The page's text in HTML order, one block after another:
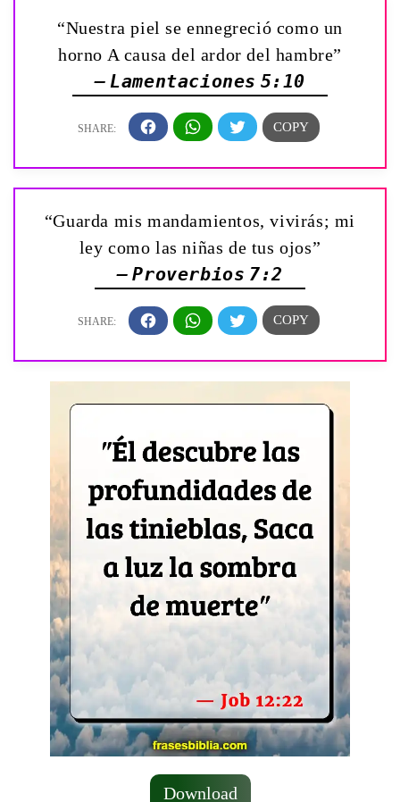
“Nuestra piel se ennegreció como un
horno A causa del ardor del hambre”
— Lamentaciones 5:10
“Guarda mis mandamientos, vivirás; mi
ley como las niñas de tus ojos”
— Proverbios 7:2
Download